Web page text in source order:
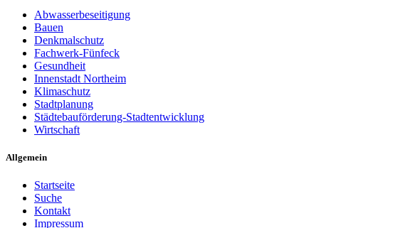
Abwasserbeseitigung
Bauen
Denkmalschutz
Fachwerk-Fünfeck
Gesundheit
Innenstadt Northeim
Klimaschutz
Stadtplanung
Städtebauförderung-Stadtentwicklung
Wirtschaft
Allgemein
Startseite
Suche
Kontakt
Impressum